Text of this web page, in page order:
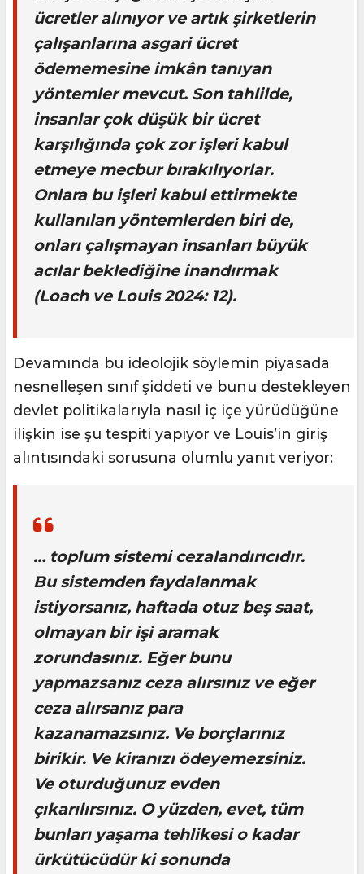
ücretler alınıyor ve artık şirketlerin
çalışanlarına asgari ücret
ödememesine imkân tanıyan
yöntemler mevcut. Son tahlilde,
insanlar çok düşük bir ücret
karşılığında çok zor işleri kabul
etmeye mecbur bırakılıyorlar.
Onlara bu işleri kabul ettirmekte
kullanılan yöntemlerden biri de,
onları çalışmayan insanları büyük
acılar beklediğine inandırmak
(Loach ve Louis 2024: 12).
Devamında bu ideolojik söylemin piyasada
nesnelleşen sınıf şiddeti ve bunu destekleyen
devlet politikalarıyla nasıl iç içe yürüdüğüne
ilişkin ise şu tespiti yapıyor ve Louis’in giriş
alıntısındaki sorusuna olumlu yanıt veriyor:
… toplum sistemi cezalandırıcıdır.
Bu sistemden faydalanmak
istiyorsanız, haftada otuz beş saat,
olmayan bir işi aramak
zorundasınız. Eğer bunu
yapmazsanız ceza alırsınız ve eğer
ceza alırsanız para
kazanamazsınız. Ve borçlarınız
birikir. Ve kiranızı ödeyemezsiniz.
Ve oturduğunuz evden
çıkarılırsınız. O yüzden, evet, tüm
bunları yaşama tehlikesi o kadar
ürkütücüdür ki sonunda